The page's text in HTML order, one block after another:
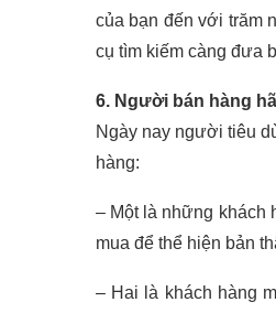
của bạn đến với trăm
cụ tìm kiếm càng đưa
6. Người bán hàng
Ngày nay người tiêu
hàng:
– Một là những khách
mua để thể hiện bản
– Hai là khách hàng